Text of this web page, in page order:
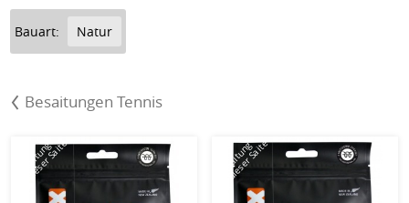
Bauart: Natur
Besaitungen Tennis
Besaitung
mit dieser Saite Besaitung
mit dieser Saite